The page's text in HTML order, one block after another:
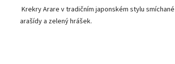
Krekry Arare v tradičním japonském stylu
arašídy a zelený hrášek.